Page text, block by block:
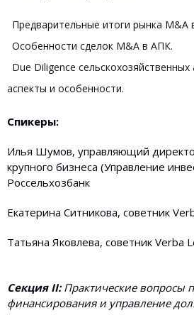
Предварительные итоги рынка M&A
Особенности сделок M&A в АПК.
Due Diligence
аспекты и особенности.
Спикеры:
Илья Шумов, управляющий
крупного бизнеса (Управление
Россельхозбанк
Екатерина Ситникова, советник
Татьяна Яковлева, советник Verba
Секция II:Практические вопросы
финансирования и управление